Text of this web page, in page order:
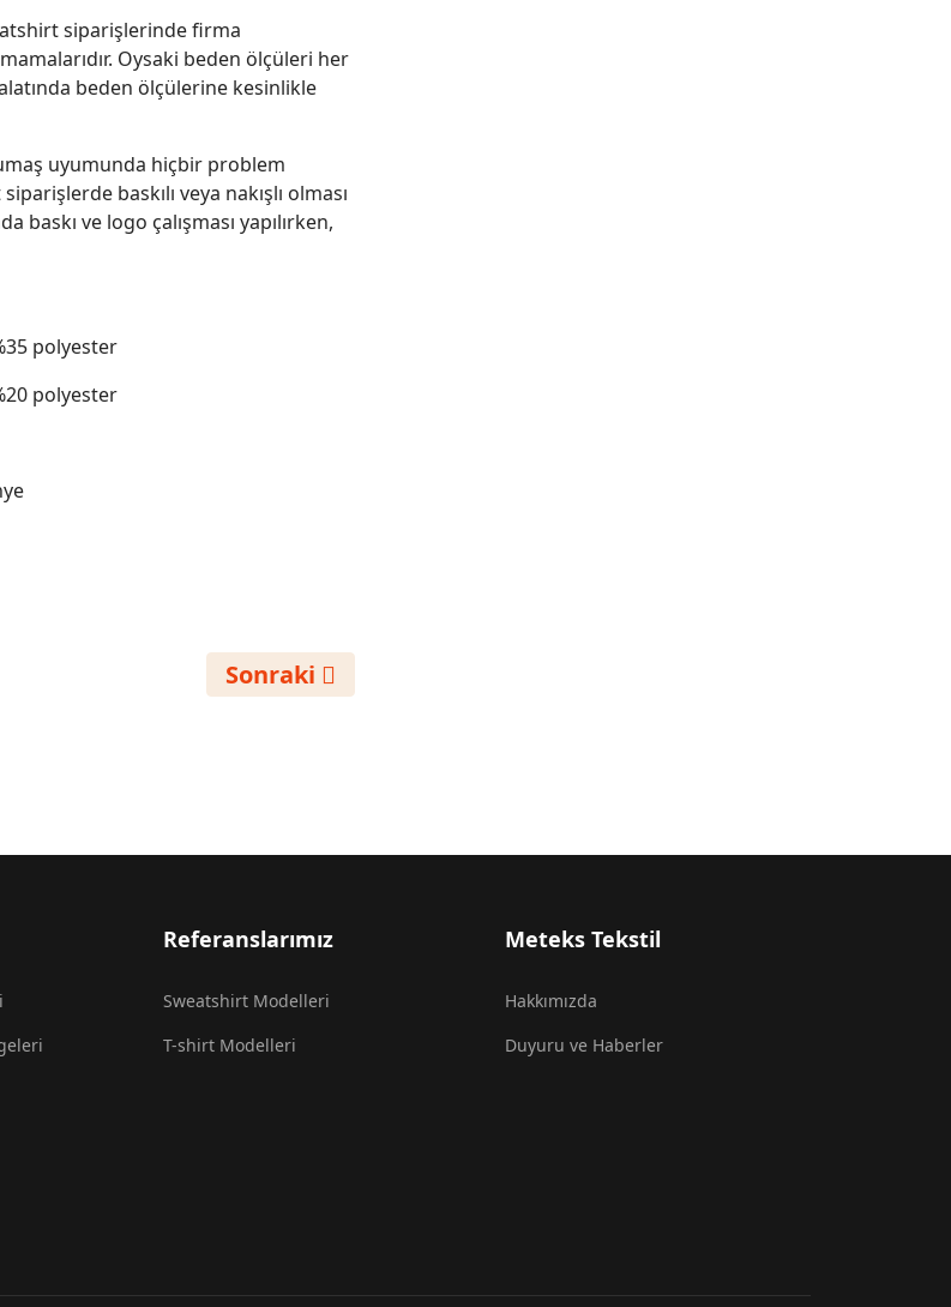
siparişlerinde firma
Oysaki beden ölçüleri her
beden ölçülerine kesinlikle
uyumunda hiçbir problem
baskılı veya nakışlı olması
ve logo çalışması yapılırken,
polyester
polyester
İmalatı Sonraki Makale: Toptan Sweatshirt İmalatı
Sonraki
Referanslarımız
Sweatshirt Modelleri
T-shirt Modelleri
Meteks Tekstil
Hakkımızda
Duyuru ve Haberler